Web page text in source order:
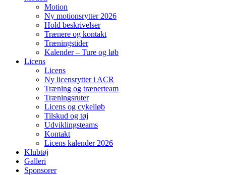
Motion
Ny motionsrytter 2026
Hold beskrivelser
Trænere og kontakt
Træningstider
Kalender – Ture og løb
Licens
Licens
Ny licensrytter i ACR
Træning og trænerteam
Træningsruter
Licens og cykelløb
Tilskud og tøj
Udviklingsteams
Kontakt
Licens kalender 2026
Klubtøj
Galleri
Sponsorer